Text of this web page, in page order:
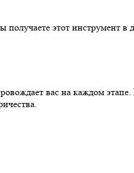
этот инструмент в
вас на каждом